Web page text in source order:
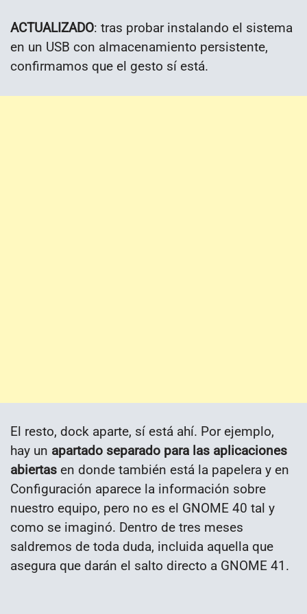
ACTUALIZADO: tras probar instalando el sistema
en un USB con almacenamiento persistente,
confirmamos que el gesto sí está.
El resto, dock aparte, sí está ahí. Por ejemplo,
hay un apartado separado para las aplicaciones
abiertas en donde también está la papelera y en
Configuración aparece la información sobre
nuestro equipo, pero no es el GNOME 40 tal y
como se imaginó. Dentro de tres meses
saldremos de toda duda, incluida aquella que
asegura que darán el salto directo a GNOME 41.